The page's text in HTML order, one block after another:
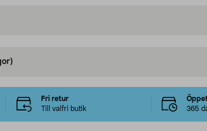
Fri retur
Till valfri butik
365